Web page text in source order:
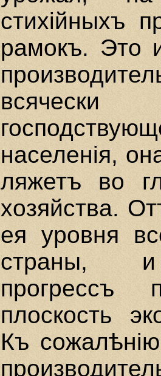
стихiйныхъ
рамокъ. Это
всячески
населенiя,
ляжетъ во
хозяйства.
ея уровня
страны, и
прогрессъ
плоскость
Къ